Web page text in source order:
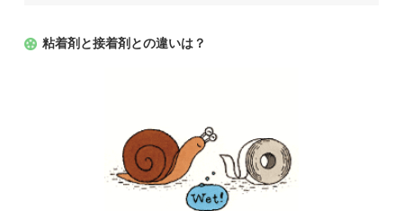
サ粘着剤と接着剤との違いは？